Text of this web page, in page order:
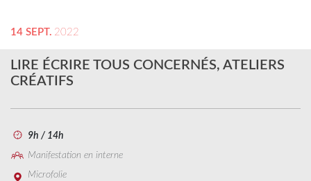
14 SEPT. 2022
LIRE ÉCRIRE TOUS CONCERNÉS, ATELIERS
CRÉATIFS
9h / 14h
Manifestation en interne
Microfolie